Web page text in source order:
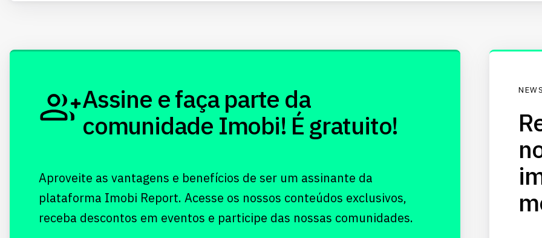
Assine e faça parte da
comunidade Imobi! É gratuito!
Aproveite as vantagens e benefícios de ser um assinante da
plataforma Imobi Report. Acesse os nossos conteúdos exclusivos,
receba descontos em eventos e participe das nossas comunidades.